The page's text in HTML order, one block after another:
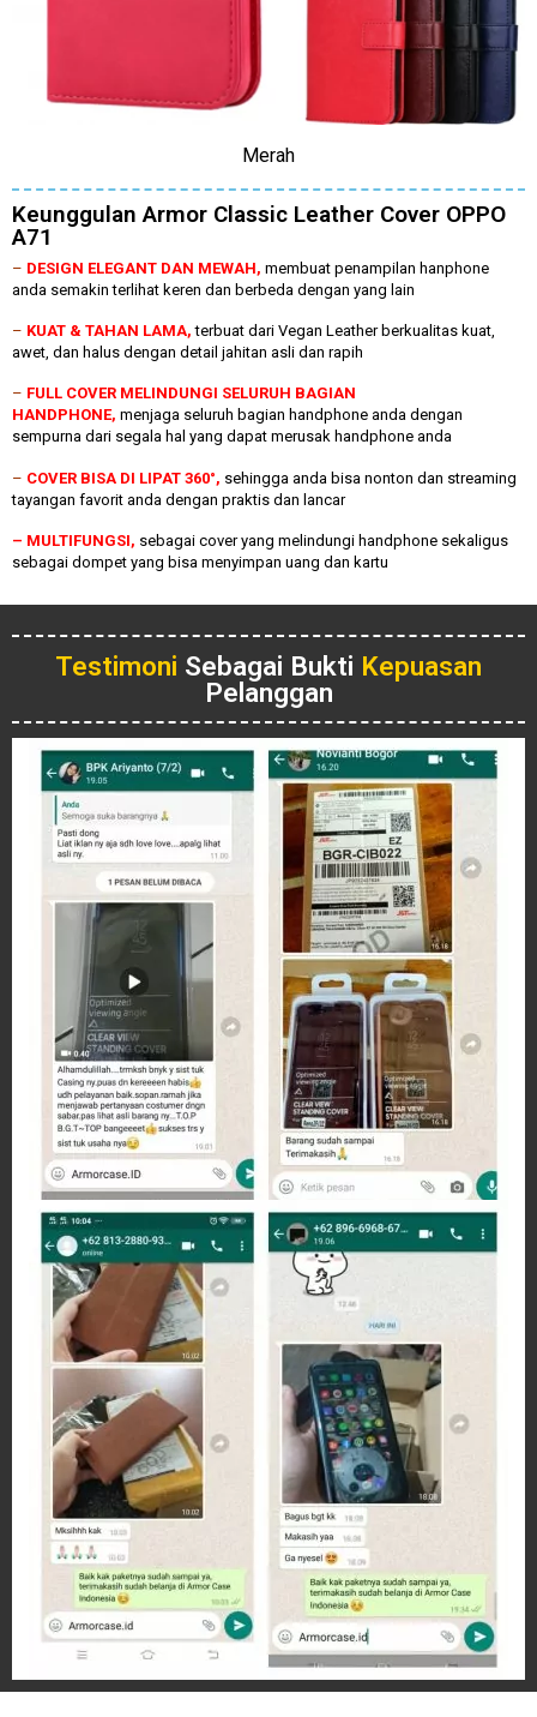
Merah
Keunggulan Armor Classic Leather Cover OPPO
A71
– DESIGN ELEGANT DAN MEWAH, membuat penampilan hanphone
anda semakin terlihat keren dan berbeda dengan yang lain
– KUAT & TAHAN LAMA,terbuat dari Vegan Leather berkualitas kuat,
awet, dan halus dengan detail jahitan asli dan rapih
– FULL COVER MELINDUNGI SELURUH BAGIAN
HANDPHONE, menjaga seluruh bagian handphone anda dengan
sempurna dari segala hal yang dapat merusak handphone anda
– COVER BISA DI LIPAT 360°, sehingga anda bisa nonton dan streaming
tayangan favorit anda dengan praktis dan lancar
– MULTIFUNGSI, sebagai cover yang melindungi handphone sekaligus
sebagai dompet yang bisa menyimpan uang dan kartu
Testimoni Sebagai Bukti Kepuasan
Pelanggan